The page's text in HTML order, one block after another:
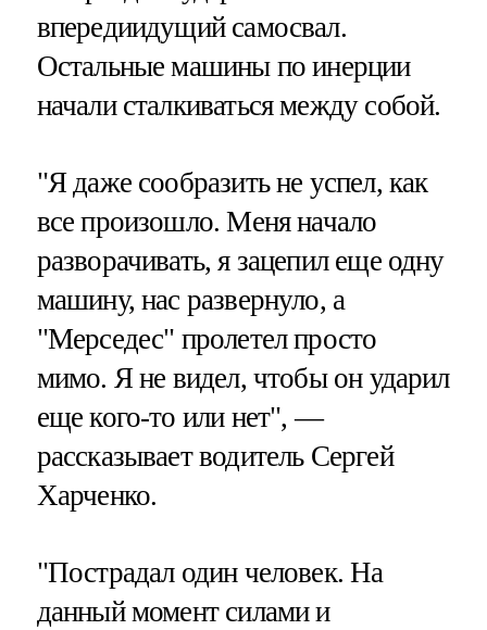
впередиидущий самосвал.
Остальные машины по инерции
начали сталкиваться между собой.
"Я даже сообразить не успел, как
все произошло. Меня начало
разворачивать, я зацепил еще одну
машину, нас развернуло, а
"Мерседес" пролетел просто
мимо. Я не видел, чтобы он ударил
еще кого-то или нет", —
рассказывает водитель Сергей
Харченко.
"Пострадал один человек. На
данный момент силами и